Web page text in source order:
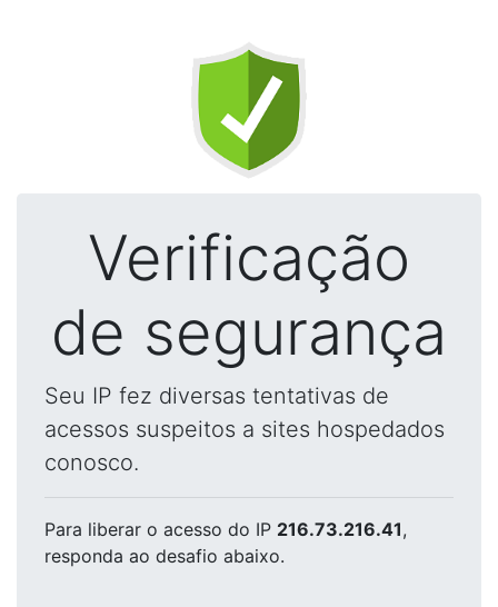
Verificação
de segurança
Seu IP fez diversas tentativas de
acessos suspeitos a sites hospedados
conosco.
Para liberar o acesso do IP 216.73.216.41,
responda ao desafio abaixo.